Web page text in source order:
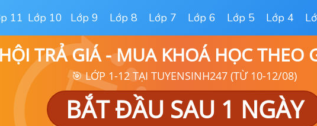
11 Lớp 10 Lớp 9 Lớp 8 Lớp 7 Lớp 6 Lớp 5 Lớp 4
TRẢ GIÁ - MUA KHOÁ HỌC THEO
🎯 LỚP 1-12 TẠI TUYENSINH247 (TỪ 10-12/08)
BẮT ĐẦU SAU 1 NGÀY